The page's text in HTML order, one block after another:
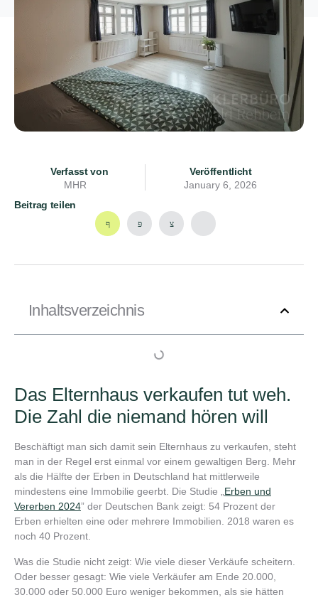
Verfasst von
MHR
Veröffentlicht
January 6, 2026
Beitrag teilen
Inhaltsverzeichnis
Das Elternhaus verkaufen tut weh.
Die Zahl die niemand hören will
Beschäftigt man sich damit sein Elternhaus zu verkaufen, steht
man in der Regel erst einmal vor einem gewaltigen Berg. Mehr
als die Hälfte der Erben in Deutschland hat mittlerweile
mindestens eine Immobilie geerbt. Die Studie „Erben und
Vererben 2024” der Deutschen Bank zeigt: 54 Prozent der
Erben erhielten eine oder mehrere Immobilien. 2018 waren es
noch 40 Prozent.
Was die Studie nicht zeigt: Wie viele dieser Verkäufe scheitern.
Oder besser gesagt: Wie viele Verkäufer am Ende 20.000,
30.000 oder 50.000 Euro weniger bekommen, als sie hätten